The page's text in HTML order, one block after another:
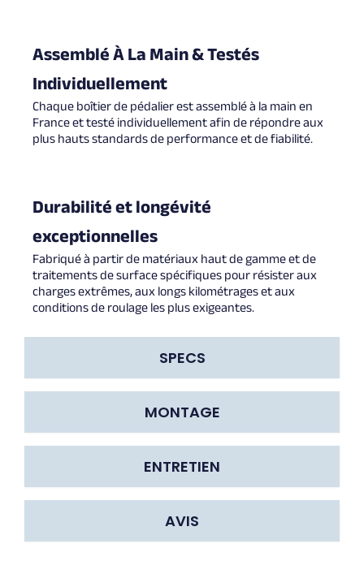
SPECS
MONTAGE
ENTRETIEN
AVIS
Assemblé À La Main & Testés
Individuellement
Chaque boîtier de pédalier est assemblé à la main en
France et testé individuellement afin de répondre aux
plus hauts standards de performance et de fiabilité.
Durabilité et longévité
exceptionnelles
Fabriqué à partir de matériaux haut de gamme et de
traitements de surface spécifiques pour résister aux
charges extrêmes, aux longs kilométrages et aux
conditions de roulage les plus exigeantes.